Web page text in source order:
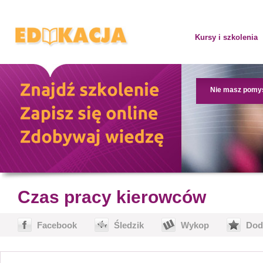
Kursy i szkolenia
Nie masz
Czas pracy kierowców
Facebook Śledzik Wykop